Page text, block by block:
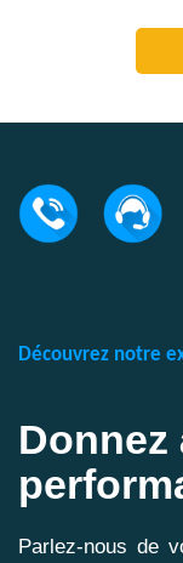
Découvrez notre
Donnez
Parlez-nous de